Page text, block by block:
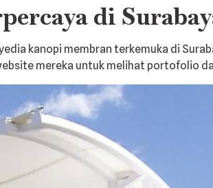
di
kanopi membran terkemuka di
mereka untuk melihat portofolio